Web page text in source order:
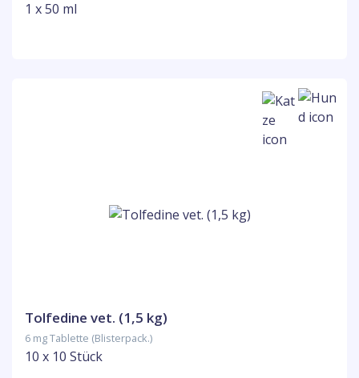
1 x 50 ml
Tolfedine vet. (1,5 kg)
6 mg Tablette (Blisterpack.)
10 x 10 Stück